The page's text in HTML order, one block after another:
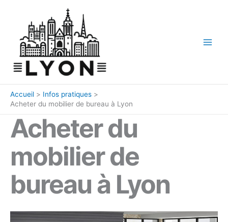
Accueil
Infos pratiques
Acheter du mobilier de bureau à Lyon
Acheter du
mobilier de
bureau à Lyon